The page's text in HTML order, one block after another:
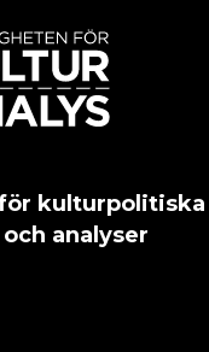
kulturpolitiska
analyser